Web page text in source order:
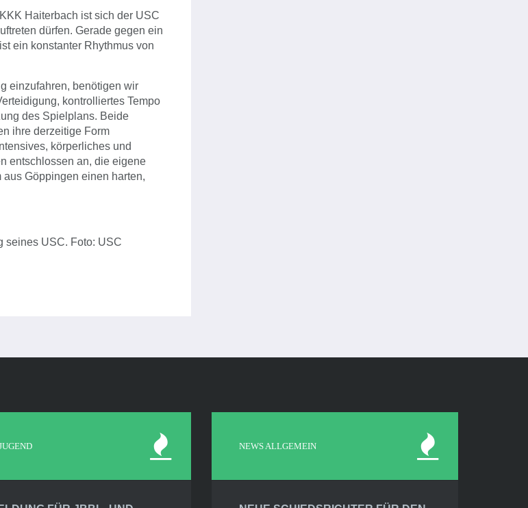
Haiterbach ist sich der USC
dürfen. Gerade gegen ein
ein konstanter Rhythmus von
einzufahren, benötigen wir
kontrolliertes Tempo
des Spielplans. Beide
ihre derzeitige Form
körperliches und
entschlossen an, die eigene
Göppingen einen harten,
seines USC. Foto: USC
NEWS ALLGEMEIN